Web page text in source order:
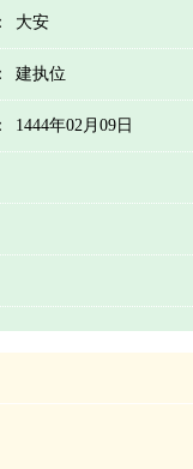
大安
建执位
1444年02月09日